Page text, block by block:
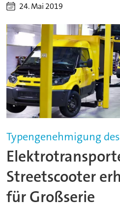
24. Mai 2019
Typengenehmigung
Streetscooter
für Großserie